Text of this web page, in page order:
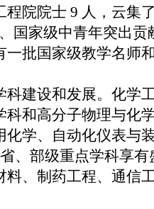
程院院士 9 人，云集
国家级中青年突出
一批国家级教学名师
科建设和发展。化学
科和高分子物理与化
化学、自动化仪表与
、部级重点学科享
料、制药工程、通信